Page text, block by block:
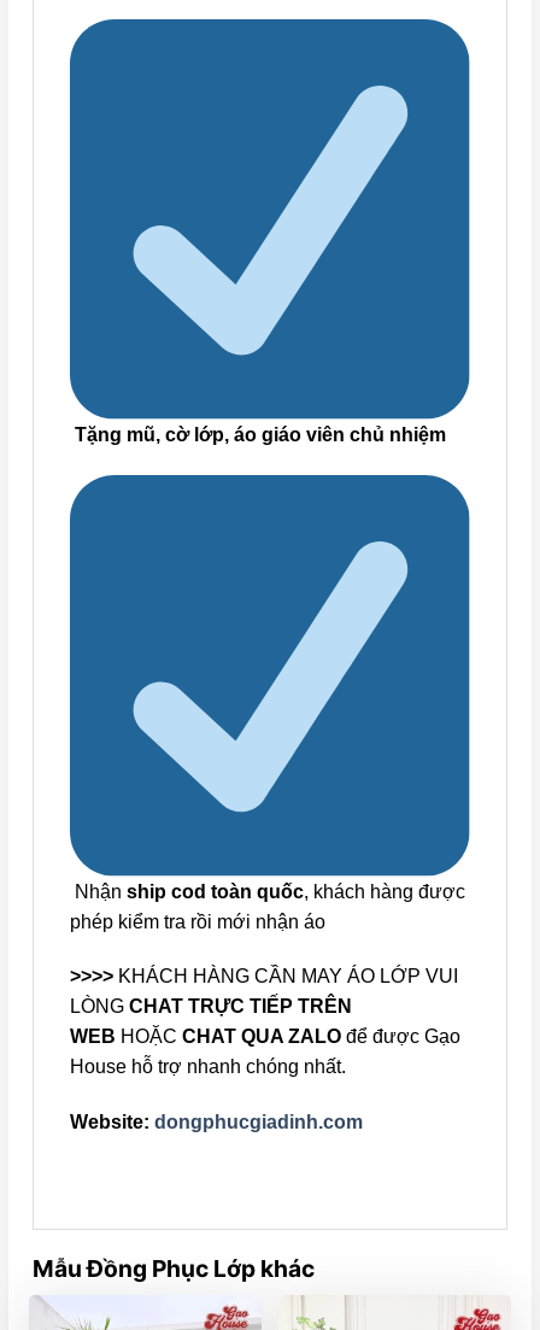
Tặng mũ, cờ lớp, áo giáo viên chủ nhiệm
Nhận ship cod toàn quốc, khách hàng được
phép kiểm tra rồi mới nhận áo
>>>> KHÁCH HÀNG CẦN MAY ÁO LỚP VUI
LÒNG CHAT TRỰC TIẾP TRÊN
WEB HOẶC CHAT QUA ZALO để được Gạo
House hỗ trợ nhanh chóng nhất.
Website: dongphucgiadinh.com
Mẫu Đồng Phục Lớp khác